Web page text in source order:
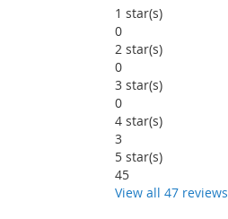
99% of100
1star(s)
0
2star(s)
0
3star(s)
0
4star(s)
3
5star(s)
45
View all 47 reviews